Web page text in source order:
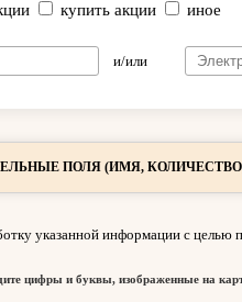
купить акции иное
и/или
ПОЛЯ (ИМЯ,
указанной информации с целью
цифры и буквы, изображенные на